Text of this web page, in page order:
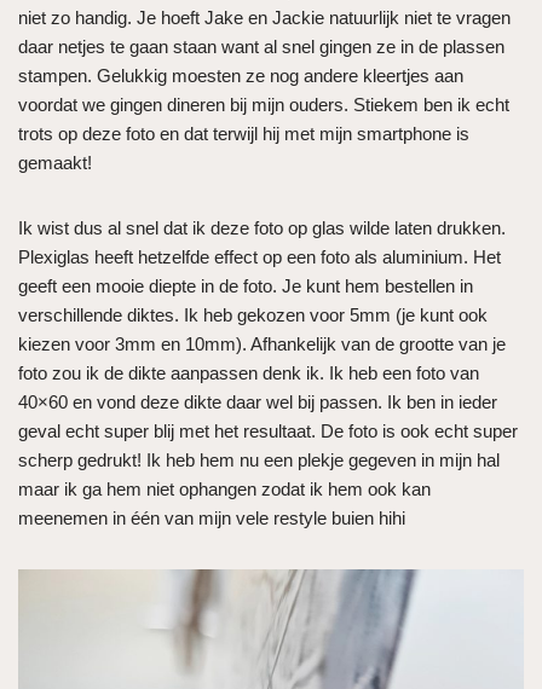
niet zo handig. Je hoeft Jake en Jackie natuurlijk niet te vragen
daar netjes te gaan staan want al snel gingen ze in de plassen
stampen. Gelukkig moesten ze nog andere kleertjes aan
voordat we gingen dineren bij mijn ouders. Stiekem ben ik echt
trots op deze foto en dat terwijl hij met mijn smartphone is
gemaakt!
Ik wist dus al snel dat ik deze foto op glas wilde laten drukken.
Plexiglas heeft hetzelfde effect op een foto als aluminium. Het
geeft een mooie diepte in de foto. Je kunt hem bestellen in
verschillende diktes. Ik heb gekozen voor 5mm (je kunt ook
kiezen voor 3mm en 10mm). Afhankelijk van de grootte van je
foto zou ik de dikte aanpassen denk ik. Ik heb een foto van
40×60 en vond deze dikte daar wel bij passen. Ik ben in ieder
geval echt super blij met het resultaat. De foto is ook echt super
scherp gedrukt! Ik heb hem nu een plekje gegeven in mijn hal
maar ik ga hem niet ophangen zodat ik hem ook kan
meenemen in één van mijn vele restyle buien hihi